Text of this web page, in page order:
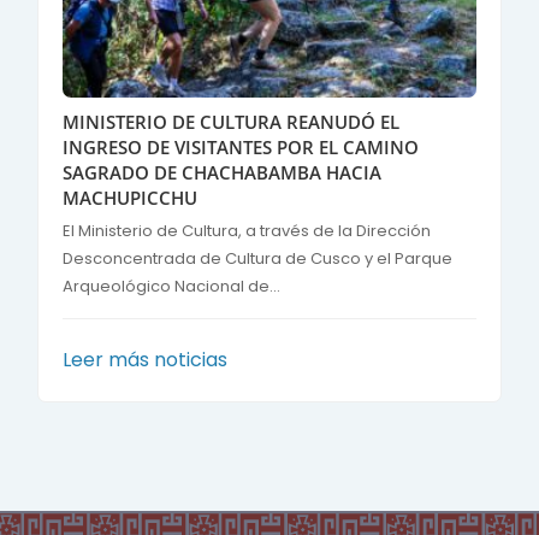
MINISTERIO DE CULTURA REANUDÓ EL
INGRESO DE VISITANTES POR EL CAMINO
SAGRADO DE CHACHABAMBA HACIA
MACHUPICCHU
El Ministerio de Cultura, a través de la Dirección
Desconcentrada de Cultura de Cusco y el Parque
Arqueológico Nacional de...
Leer más noticias